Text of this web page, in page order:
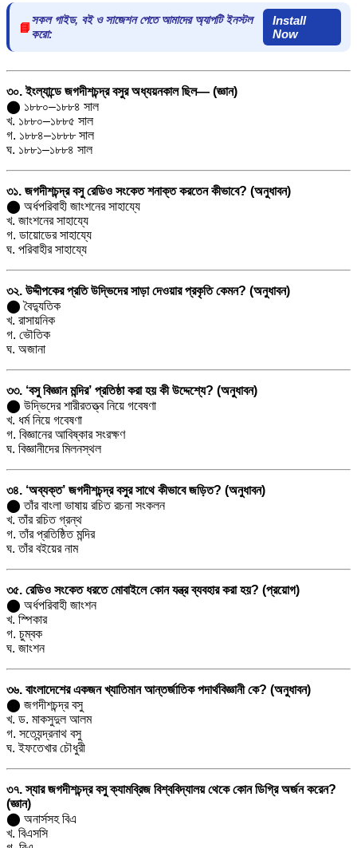
📘
সকল গাইড, বই ও সাজেশন পেতে আমাদের অ্যাপটি ইনস্টল
করো:
Install
Now
৩০. ইংল্যান্ডে জগদীশচন্দ্র বসুর অধ্যয়নকাল ছিল— (জ্ঞান)
⬤ ১৮৮০–১৮৮৪ সাল
খ. ১৮৮০–১৮৮৫ সাল
গ. ১৮৮৪–১৮৮৮ সাল
ঘ. ১৮৮১–১৮৮৪ সাল
৩১. জগদীশচন্দ্র বসু রেডিও সংকেত শনাক্ত করতেন কীভাবে? (অনুধাবন)
⬤ অর্ধপরিবাহী জাংশনের সাহায্যে
খ. জাংশনের সাহায্যে
গ. ডায়োডের সাহায্যে
ঘ. পরিবাহীর সাহায্যে
৩২. উদ্দীপকের প্রতি উদ্ভিদের সাড়া দেওয়ার প্রকৃতি কেমন? (অনুধাবন)
⬤ বৈদ্যুতিক
খ. রাসায়নিক
গ. ভৌতিক
ঘ. অজানা
৩৩. ‘বসু বিজ্ঞান মন্দির’ প্রতিষ্ঠা করা হয় কী উদ্দেশ্যে? (অনুধাবন)
⬤ উদ্ভিদের শারীরতত্ত্ব নিয়ে গবেষণা
খ. ধর্ম নিয়ে গবেষণা
গ. বিজ্ঞানের আবিষ্কার সংরক্ষণ
ঘ. বিজ্ঞানীদের মিলনস্থল
৩৪. ‘অব্যক্ত’ জগদীশচন্দ্র বসুর সাথে কীভাবে জড়িত? (অনুধাবন)
⬤ তাঁর বাংলা ভাষায় রচিত রচনা সংকলন
খ. তাঁর রচিত গ্রন্থ
গ. তাঁর প্রতিষ্ঠিত মন্দির
ঘ. তাঁর বইয়ের নাম
৩৫. রেডিও সংকেত ধরতে মোবাইলে কোন যন্ত্র ব্যবহার করা হয়? (প্রয়োগ)
⬤ অর্ধপরিবাহী জাংশন
খ. স্পিকার
গ. চুম্বক
ঘ. জাংশন
৩৬. বাংলাদেশের একজন খ্যাতিমান আন্তর্জাতিক পদার্থবিজ্ঞানী কে? (অনুধাবন)
⬤ জগদীশচন্দ্র বসু
খ. ড. মাকসুদুল আলম
গ. সত্যেন্দ্রনাথ বসু
ঘ. ইফতেখার চৌধুরী
৩৭. স্যার জগদীশচন্দ্র বসু ক্যামব্রিজ বিশ্ববিদ্যালয় থেকে কোন ডিগ্রি অর্জন করেন?
(জ্ঞান)
⬤ অনার্সসহ বিএ
খ. বিএসসি